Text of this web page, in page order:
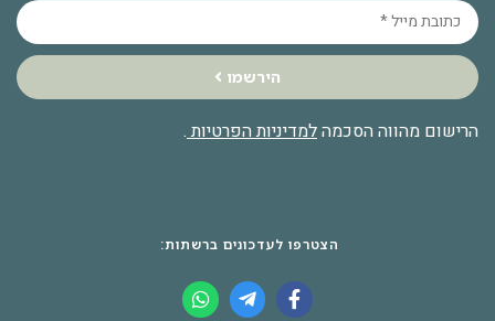
הירשמו
הרישום מהווה הסכמהלמדיניות הפרטיות .
הצטרפו לעדכונים ברשתות: